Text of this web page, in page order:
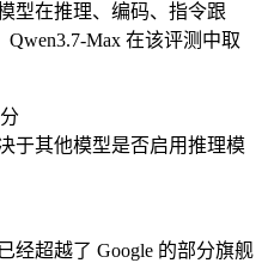
型在推理、编码、指令跟
Max 在该评测中取
于其他模型是否启用推理模
经超越了 Google 的部分旗舰